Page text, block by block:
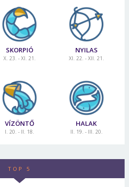
SKORPIÓ
X. 23. - XI. 21.
NYILAS
XI. 22. - XII. 21.
VÍZÖNTŐ
I. 20. - II. 18.
HALAK
II. 19. - III. 20.
TOP 5